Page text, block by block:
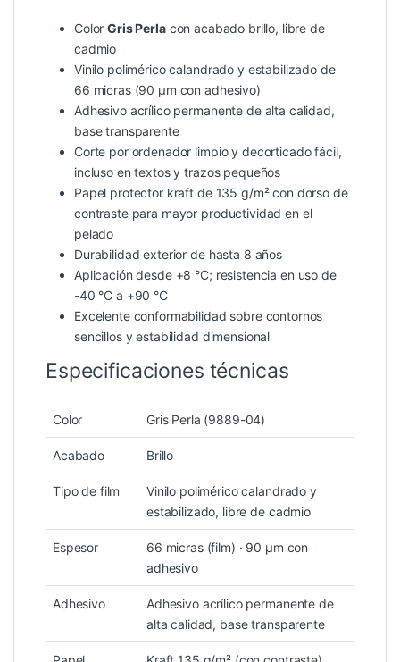
ColorGris Perlacon acabado brillo, libre de
cadmio
Vinilo polimérico calandrado y estabilizado de
66 micras (90 µm con adhesivo)
Adhesivo acrílico permanente de alta calidad,
base transparente
Corte por ordenador limpio y decorticado fácil,
incluso en textos y trazos pequeños
Papel protector kraft de 135 g/m² con dorso de
contraste para mayor productividad en el
pelado
Durabilidad exterior de hasta 8 años
Aplicación desde +8 °C; resistencia en uso de
-40 °C a +90 °C
Excelente conformabilidad sobre contornos
sencillos y estabilidad dimensional
Especificaciones técnicas
Color Gris Perla (9889-04)
Acabado Brillo
Tipo de film
Vinilo polimérico calandrado y
estabilizado, libre de cadmio
Espesor
66 micras (film) · 90 µm con
adhesivo
Adhesivo
Adhesivo acrílico permanente de
alta calidad, base transparente